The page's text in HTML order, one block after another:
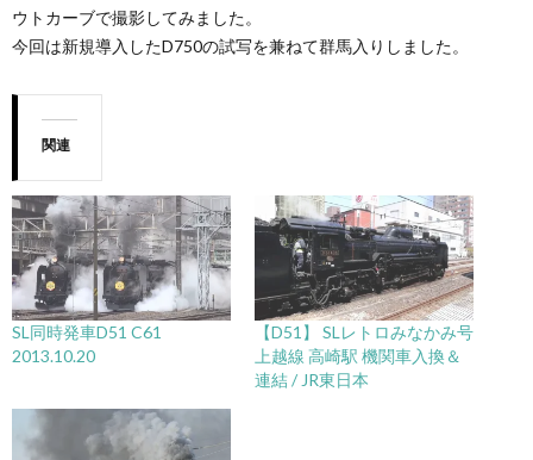
ウトカーブで撮影してみました。
今回は新規導入したD750の試写を兼ねて群馬入りしました。
関連
SL同時発車D51 C61
2013.10.20
【D51】 SLレトロみなかみ号
上越線 高崎駅 機関車入換＆
連結 / JR東日本